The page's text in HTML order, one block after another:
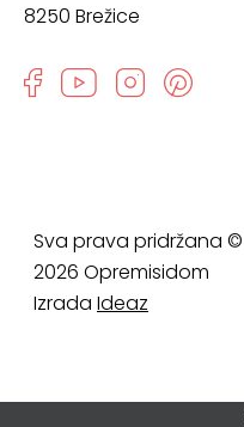
8250 Brežice
Sva prava pridržana ©
2026 Opremisidom
Izrada Ideaz